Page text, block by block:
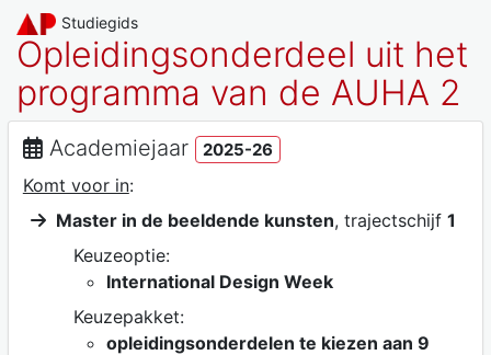
Studiegids
Opleidingsonderdeel uit het
programma van de AUHA 2
Academiejaar 2025-26
Komt voor in:
Master in de beeldende kunsten, trajectschijf 1
Keuzeoptie:
International Design Week
Keuzepakket:
opleidingsonderdelen te kiezen aan 9